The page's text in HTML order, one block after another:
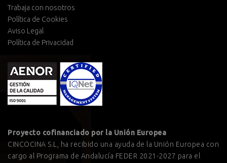
Trabaja con nosotros
Política de Cookies
Aviso Legal
Política de Privacidad
Proyecto cofinanciado por la Unión Europea
CINCOCINA S.L, ha recibido una ayuda de la Unión Europea con
cargo al Programa de Andalucía FEDER 2021-2027 para el